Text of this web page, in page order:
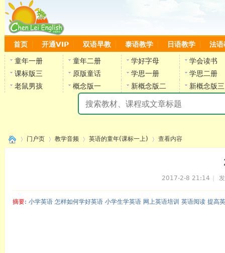
首页 开通VIP 双语早教 泰语教学 日语教学 法语
童年一册 童年二册 学好字母
学会读书
课标版三
原版童话 学思一册
学思二册
老鼠男孩
概念版一 新概念版二 新概念版三
门户页 教学音频 英语的童年(课标一上) 查看内容
2017-2-8 21:14
摘要: 小学英语 怎样如何学好英语 小学生学英语 网上英语培训 英语阅读 提高